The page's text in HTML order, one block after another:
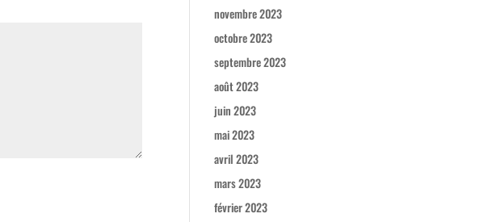
novembre 2023
octobre 2023
septembre 2023
août 2023
juin 2023
mai 2023
avril 2023
mars 2023
février 2023